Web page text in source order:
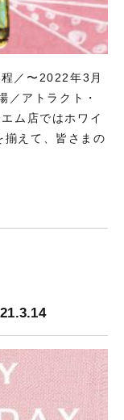
／〜2022年3月
アトラクト・
ム店ではホワイ
揃えて、皆さまの